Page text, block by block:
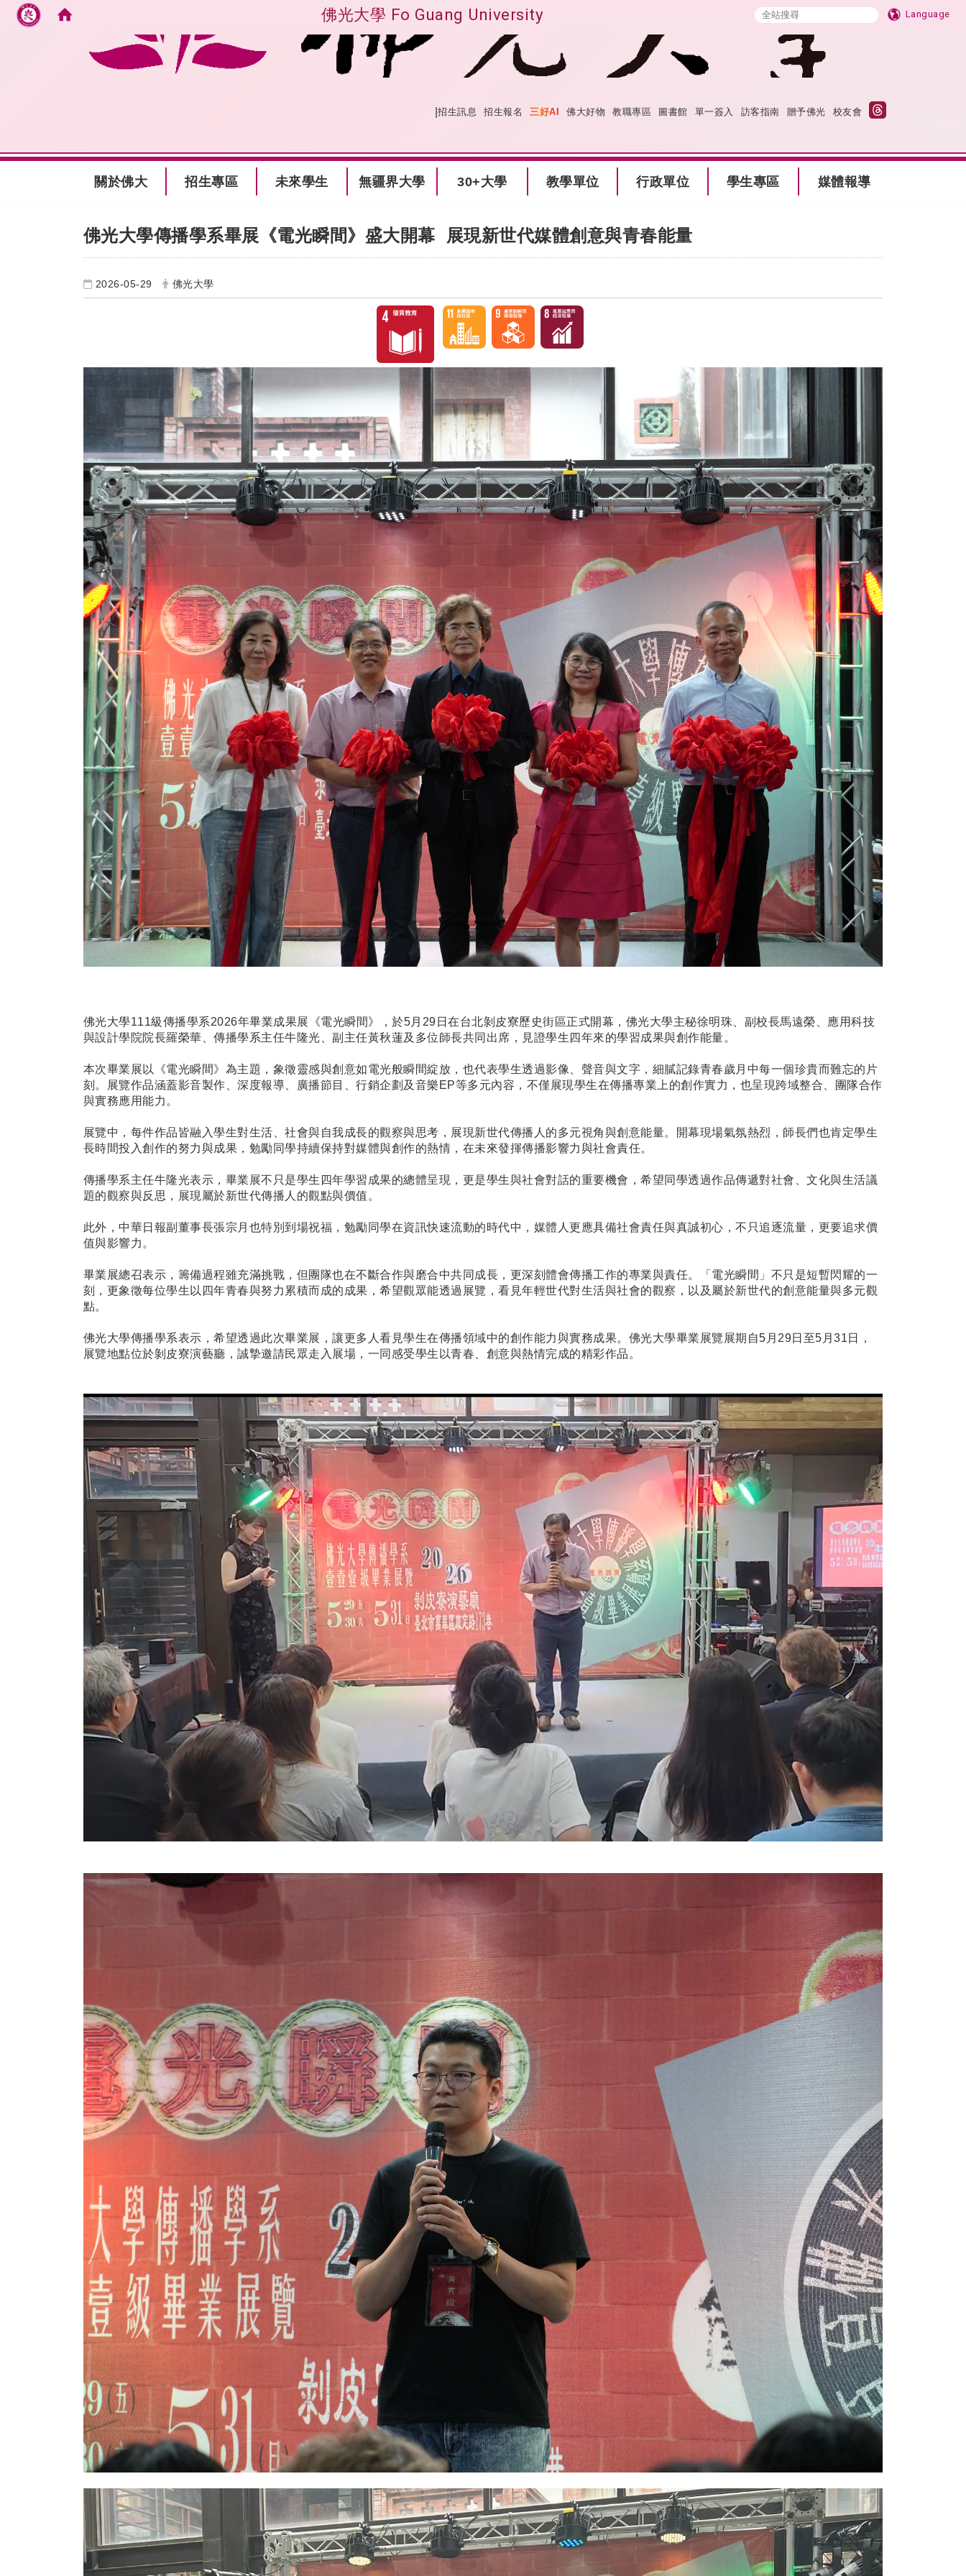
佛光大學 Fo Guang University Language
跳到主要內容
|招生訊息 招生報名 三好AI 佛大好物 教職專區 圖書館 單一簽入 訪客指南 贈予佛光 校友會
關於佛大 招生專區 未來學生 無疆界大學 30+大學 教學單位 行政單位 學生專區 媒體報導
佛光大學傳播學系畢展《電光瞬間》盛大開幕 展現新世代媒體創意與青春能量
2026-05-29 佛光大學
佛光大學111級傳播學系2026年畢業成果展《電光瞬間》，於5月 29 日在台北剝皮寮歷史街區正式開幕，佛光大學主秘徐明珠、副校長馬遠榮、應用科技
與設計學院院長羅榮華、傳播學系主任牛隆光、副主任黃秋蓮及多位師長共同出席，見證學生四年來的學習成果與創作能量。
本次畢業展以《電光瞬間》為主題，象徵靈感與創意如電光般瞬間綻放，也代表學生透過影像、聲音與文字，細膩記錄青春歲月中每一個珍貴而難忘的片
刻。展覽作品涵蓋影音製作、深度報導、廣播節目、行銷企劃及音樂 EP等多元內容，不僅展現學生在傳播專業上的創作實力，也呈現跨域整合、團隊合作
與實務應用能力。
展覽中，每件作品皆融入學生對生活、社會與自我成長的觀察與思考，展現新世代傳播人的多元視角與創意能量。開幕現場氣氛熱烈，師長們也肯定學生
長時間投入創作的努力與成果，勉勵同學持續保持對媒體與創作的熱情，在未來發揮傳播影響力與社會責任。
傳播學系主任牛隆光表示，畢業展不只是學生四年學習成果的總體呈現，更是學生與社會對話的重要機會，希望同學透過作品傳遞對社會、文化與生活議
題的觀察與反思，展現屬於新世代傳播人的觀點與價值。
此外，中華日報副董事長張宗月也特別到場祝福，勉勵同學在資訊快速流動的時代中，媒體人更應具備社會責任與真誠初心，不只追逐流量，更要追求價
值與影響力。
畢業展總召表示，籌備過程雖充滿挑戰，但團隊也在不斷合作與磨合中共同成長，更深刻體會傳播工作的專業與責任。「電光瞬間」不只是短暫閃耀的一
刻，更象徵每位學生以四年青春與努力累積而成的成果，希望觀眾能透過展覽，看見年輕世代對生活與社會的觀察，以及屬於新世代的創意能量與多元觀
點。
佛光大學傳播學系表示，希望透過此次畢業展，讓更多人看見學生在傳播領域中的創作能力與實務成果。佛光大學畢業展覽展期自5 月 29日至5 月31 日，
展覽地點位於剝皮寮演藝廳，誠摯邀請民眾走入展場，一同感受學生以青春、創意與熱情完成的精彩作品。